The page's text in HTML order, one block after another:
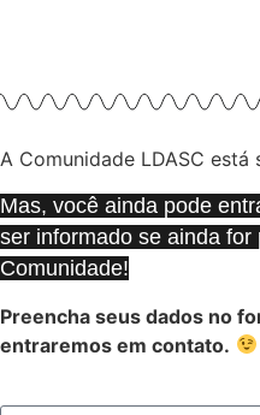
A Comunidade LDASC
Mas, você ainda pode
ser informado se ainda
Comunidade!
Preencha seus dados no
entraremos em contato.